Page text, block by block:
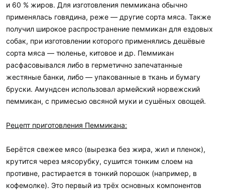
и 60 % жиров. Для изготовления пеммикана обычно
применялась говядина, реже — другие сорта мяса. Также
получил широкое распространение пеммикан для ездовых
собак, при изготовлении которого применялись дешёвые
сорта мяса — тюленье, китовое и др. Пеммикан
расфасовывался либо в герметично запечатанные
жестяные банки, либо — упакованные в ткань и бумагу
бруски. Амундсен использовал армейский норвежский
пеммикан, с примесью овсяной муки и сушёных овощей.
Рецепт приготовления Пеммикана:
Берётся свежее мясо (вырезка без жира, жил и пленок),
крутится через мясорубку, сушится тонким слоем на
противне, растирается в тонкий порошок (например, в
кофемолке). Это первый из трёх основных компонентов